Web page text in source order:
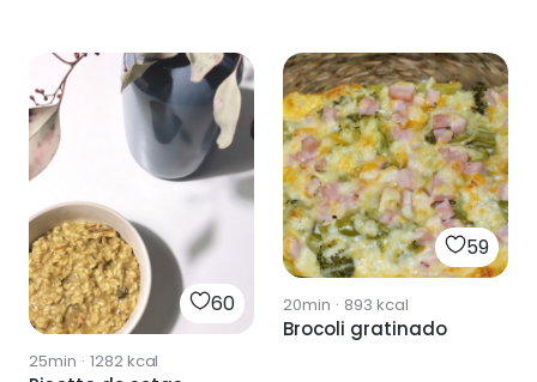
60
25min · 1282kcal
59
20min · 893 kcal
Brocoli gratinado